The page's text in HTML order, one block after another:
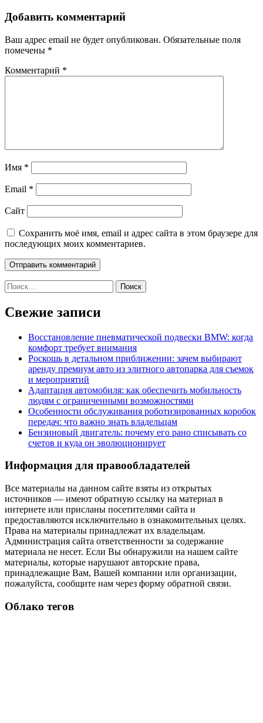
Добавить комментарий
Ваш адрес email не будет опубликован. Обязательные поля
помечены *
Комментарий *
Имя *
Email *
Сайт
Сохранить моё имя, email и адрес сайта в этом браузере для
последующих моих комментариев.
Найти:
Свежие записи
Восстановление пневматической подвески BMW: когда
комфорт требует внимания
Роскошь в детальном приближении: зачем выбирают
аренду премиум авто из элитного автопарка для съемок
и мероприятий
Адаптация автомобиля: как обеспечить мобильность
людям с ограниченными возможностями
Особенности обслуживания роботизированных коробок
передач: что важно знать владельцам
Бензиновый двигатель: почему его рано списывать со
счетов и куда он эволюционирует
Информация для правообладателей
Все материалы на данном сайте взяты из открытых
источников — имеют обратную ссылку на материал в
интернете или присланы посетителями сайта и
предоставляются исключительно в ознакомительных целях.
Права на материалы принадлежат их владельцам.
Администрация сайта ответственности за содержание
материала не несет. Если Вы обнаружили на нашем сайте
материалы, которые нарушают авторские права,
принадлежащие Вам, Вашей компании или организации,
пожалуйста, сообщите нам через форму обратной связи.
Облако тегов